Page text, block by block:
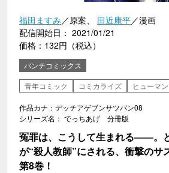
福田ますみ／原案、 田近康平／漫画
配信開始日： 2021/01/21
価格：132円（税込）
バンチコミックス
青年コミック
コミカライズ ヒューマ
作品カナ：デッチアゲブンサツバン08
シリーズ名： でっちあげ 分冊版
冤罪は、こうして生まれる――。
が“殺人教師”にされる、衝撃の
第8巻！